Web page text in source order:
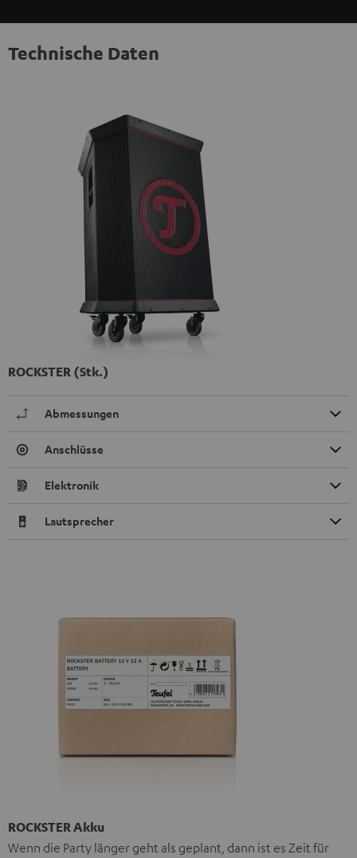
Technische Daten
ROCKSTER (Stk.)
Abmessungen
Anschlüsse
Elektronik
Lautsprecher
ROCKSTER Akku
Wenn die Party länger geht als geplant, dann ist es Zeit für